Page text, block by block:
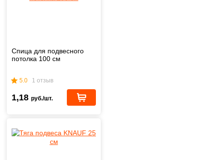
Спица для подвесного
потолка 100 см
5.0 1 отзыв
1,18 руб./шт.